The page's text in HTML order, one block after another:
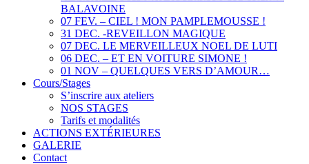
BALAVOINE
07 FEV. – CIEL ! MON PAMPLEMOUSSE !
31 DEC. -REVEILLON MAGIQUE
07 DEC. LE MERVEILLEUX NOEL DE LUTI
06 DEC. – ET EN VOITURE SIMONE !
01 NOV – QUELQUES VERS D’AMOUR…
Cours/Stages
S’inscrire aux ateliers
NOS STAGES
Tarifs et modalités
ACTIONS EXTÉRIEURES
GALERIE
Contact